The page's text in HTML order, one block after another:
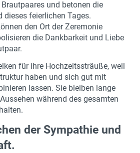
und betonen die
dieses feierlichen Tages.
den Ort der Zeremonie
die Dankbarkeit und Liebe
für ihre Hochzeitssträuße, weil
haben und sich gut mit
lassen. Sie bleiben lange
während des gesamten
der Sympathie und